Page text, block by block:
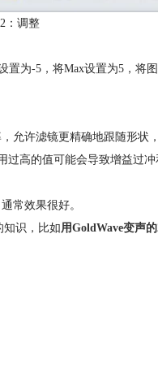
：调整
为-5，将Max设置为5，将
允许滤镜更精确地跟随形状
高的值可能会导致增益过冲
常效果很好。
知识，比如用GoldWave变声